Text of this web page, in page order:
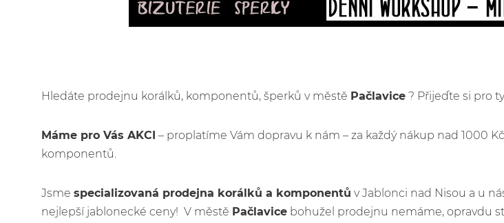
Hledáte prodejnu korálků, komponentů, šperků v městě Pačlavice ? Přijeďte si pro
Máme pro Vás AKCI – proplatíme Vám dopravu k nám – za každý nákup nad 1000
komponentů.
Jsme specializovaná prodejna korálků a komponentů v Jablonci nad Nisou a u
nejlepší jablonecké ceny! V městě Pačlavice bohužel prodejnu nemáme, opravdu